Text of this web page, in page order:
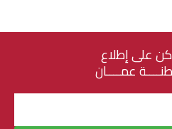
على إطلاع
عمــــان